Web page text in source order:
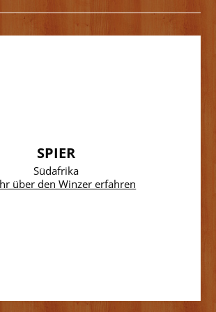
SPIER
Südafrika
über den Winzer erfahren